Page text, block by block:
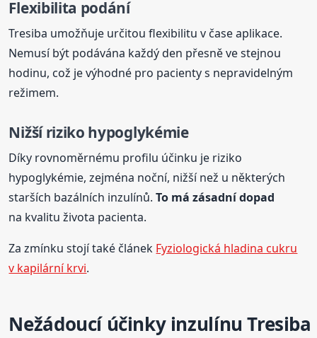
Flexibilita podání
Tresiba umožňuje určitou flexibilitu v čase aplikace.
Nemusí být podávána každý den přesně ve stejnou
hodinu, což je výhodné pro pacienty s nepravidelným
režimem.
Nižší riziko hypoglykémie
Díky rovnoměrnému profilu účinku je riziko
hypoglykémie, zejména noční, nižší než u některých
starších bazálních inzulínů.To má zásadní dopad
na kvalitu života pacienta.
Za zmínku stojí také článek Fyziologická hladina cukru
v kapilární krvi.
Nežádoucí účinky inzulínu Tresiba